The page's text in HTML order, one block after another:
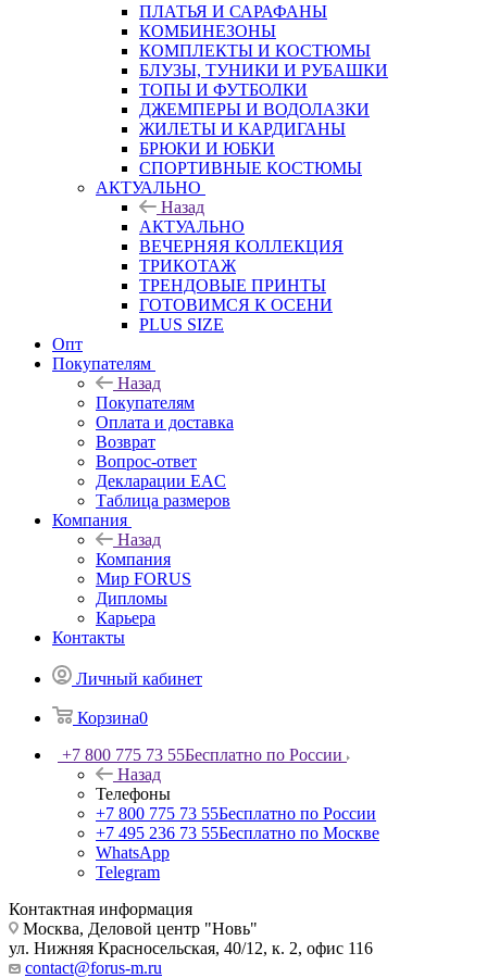
ПЛАТЬЯ И САРАФАНЫ
КОМБИНЕЗОНЫ
КОМПЛЕКТЫ И КОСТЮМЫ
БЛУЗЫ, ТУНИКИ И РУБАШКИ
ТОПЫ И ФУТБОЛКИ
ДЖЕМПЕРЫ И ВОДОЛАЗКИ
ЖИЛЕТЫ И КАРДИГАНЫ
БРЮКИ И ЮБКИ
СПОРТИВНЫЕ КОСТЮМЫ
АКТУАЛЬНО
Назад
АКТУАЛЬНО
ВЕЧЕРНЯЯ КОЛЛЕКЦИЯ
ТРИКОТАЖ
ТРЕНДОВЫЕ ПРИНТЫ
ГОТОВИМСЯ К ОСЕНИ
PLUS SIZE
Опт
Покупателям
Назад
Покупателям
Оплата и доставка
Возврат
Вопрос-ответ
Декларации EAC
Таблица размеров
Компания
Назад
Компания
Мир FORUS
Дипломы
Карьера
Контакты
Личный кабинет
Корзина0
+7 800 775 73 55Бесплатно по России
Назад
Телефоны
+7 800 775 73 55Бесплатно по России
+7 495 236 73 55Бесплатно по Москве
WhatsApp
Telegram
Контактная информация
Москва, Деловой центр "Новь"
ул. Нижняя Красносельская, 40/12, к. 2, офис 116
contact@forus-m.ru